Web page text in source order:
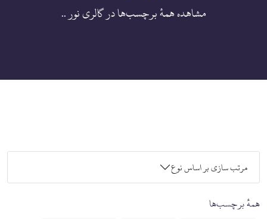
مشاهده همهٔ برچسب‌ها در گالری نور ..
مرتب سازی بر اساس نوع
همهٔ برچسب‌ها